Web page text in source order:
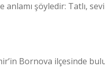
şöyledir: Tatlı,
Bornova ilçesinde